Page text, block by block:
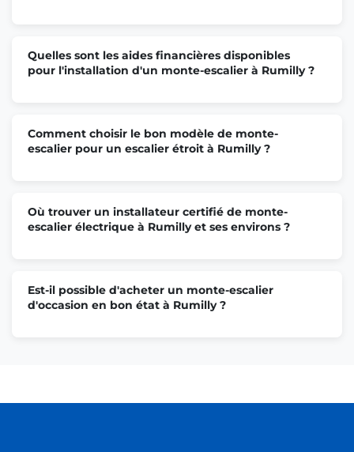
Quelles sont les aides financières disponibles
pour l'installation d'un monte-escalier à Rumilly ?
Comment choisir le bon modèle de monte-
escalier pour un escalier étroit à Rumilly ?
Où trouver un installateur certifié de monte-
escalier électrique à Rumilly et ses environs ?
Est-il possible d'acheter un monte-escalier
d'occasion en bon état à Rumilly ?